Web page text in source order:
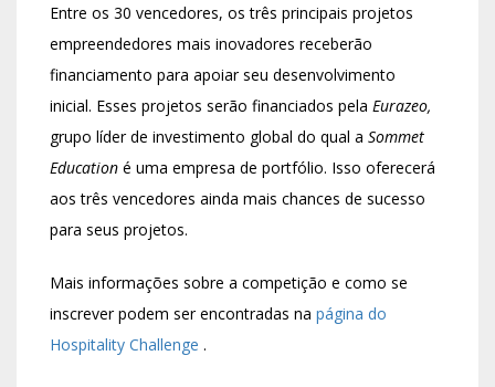
Entre os 30 vencedores, os três principais projetos
empreendedores mais inovadores receberão
financiamento para apoiar seu desenvolvimento
inicial. Esses projetos serão financiados pela Eurazeo,
grupo líder de investimento global do qual a Sommet
Education é uma empresa de portfólio. Isso oferecerá
aos três vencedores ainda mais chances de sucesso
para seus projetos.
Mais informações sobre a competição e como se
inscrever podem ser encontradas na página do
Hospitality Challenge .